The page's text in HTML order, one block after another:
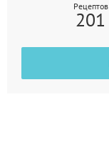
Рецептов
201